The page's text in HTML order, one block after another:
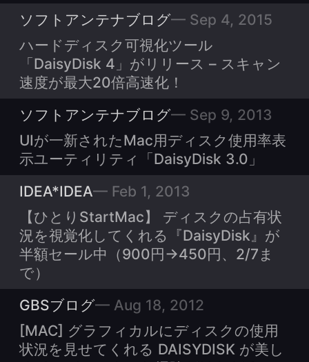
ソフトアンテナブログ
Sep 4, 2015
ハードディスク可視化ツール
「DaisyDisk 4」がリリース – スキャン
速度が最大20倍高速化！
ソフトアンテナブログ
Sep 9, 2013
UIが一新されたMac用ディスク使用率表
示ユーティリティ「DaisyDisk 3.0」
IDEA*IDEA
Feb 1, 2013
【ひとりStartMac】 ディスクの占有状
況を視覚化してくれる『DaisyDisk』が
半額セール中（900円→450円、2/7ま
で）
GBSブログ
Aug 18, 2012
[MAC] グラフィカルにディスクの使用
状況を見せてくれる DAISYDISK が美し